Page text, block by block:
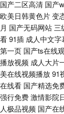
国产二区高清 国产
欧美日韩黄色片变
月 国产无码网站 三
看91插 成人中文
第一页 国产ts在线
播放视频 成人大片
美在线视频播放91
在线看 国产精选免
强行免费激情影院
人极品视频 国产在